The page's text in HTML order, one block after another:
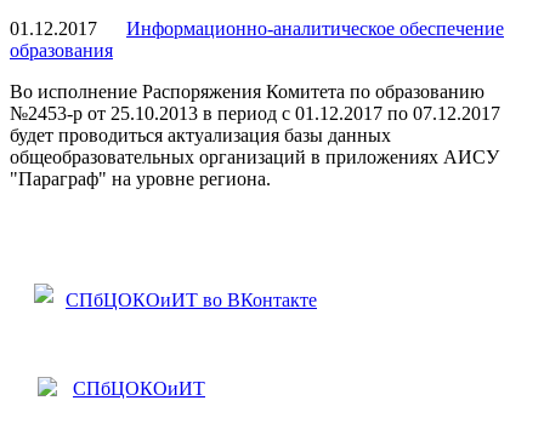
01.12.2017
Информационно-аналитическое обеспечение
образования
Во исполнение Распоряжения Комитета по образованию
№2453-р от 25.10.2013 в период с 01.12.2017 по 07.12.2017
будет проводиться актуализация базы данных
общеобразовательных организаций в приложениях АИСУ
"Параграф" на уровне региона.
СПбЦОКОиИТ во ВКонтакте
СПбЦОКОиИТ